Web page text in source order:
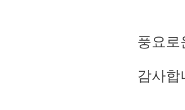
풍요로
감사합